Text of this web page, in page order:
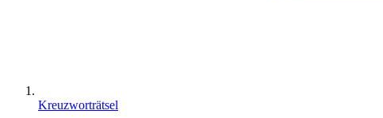
Kreuzworträtsel